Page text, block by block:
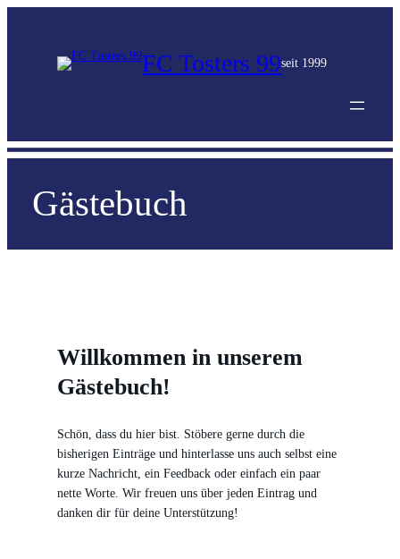
FC Tosters 99seit 1999
Gästebuch
Willkommen in unserem
Gästebuch!
Schön, dass du hier bist. Stöbere gerne durch die
bisherigen Einträge und hinterlasse uns auch selbst eine
kurze Nachricht, ein Feedback oder einfach ein paar
nette Worte. Wir freuen uns über jeden Eintrag und
danken dir für deine Unterstützung!